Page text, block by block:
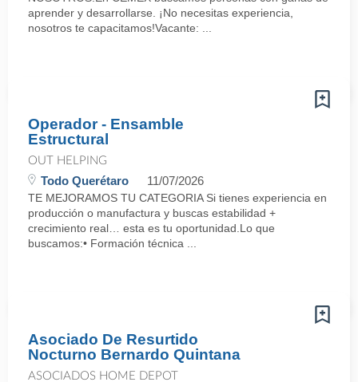
aprender y desarrollarse. ¡No necesitas experiencia,
nosotros te capacitamos!Vacante: ...
Operador - Ensamble
Estructural
OUT HELPING
Todo Querétaro 11/07/2026
TE MEJORAMOS TU CATEGORIA Si tienes experiencia en
producción o manufactura y buscas estabilidad +
crecimiento real… esta es tu oportunidad.Lo que
buscamos:• Formación técnica ...
Asociado De Resurtido
Nocturno Bernardo Quintana
ASOCIADOS HOME DEPOT